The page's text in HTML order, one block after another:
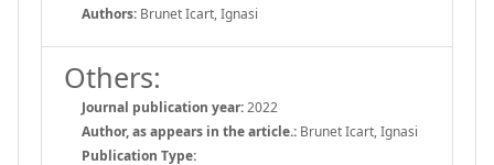
Authors: Brunet Icart, Ignasi
Others:
Journal publication year:2022
Author, as appears in the article.: Brunet Icart, Ignasi
Publication Type: